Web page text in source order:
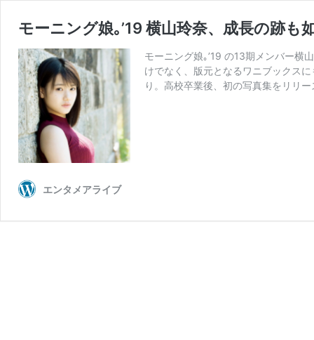
モーニング娘｡’19 横山玲奈、成長の跡
モーニング娘｡’19 の13期メンバー横
けでなく、版元となるワニブックス
り。高校卒業後、初の写真集をリ
エンタメアライブ